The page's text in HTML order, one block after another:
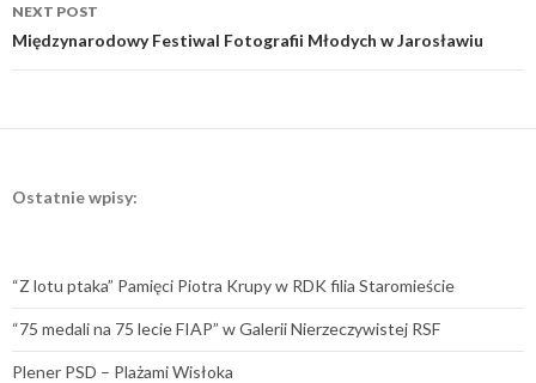
NEXT POST
Międzynarodowy Festiwal Fotografii Młodych w Jarosławiu
Ostatnie wpisy:
“Z lotu ptaka” Pamięci Piotra Krupy w RDK filia Staromieście
“75 medali na 75 lecie FIAP” w Galerii Nierzeczywistej RSF
Plener PSD – Plażami Wisłoka